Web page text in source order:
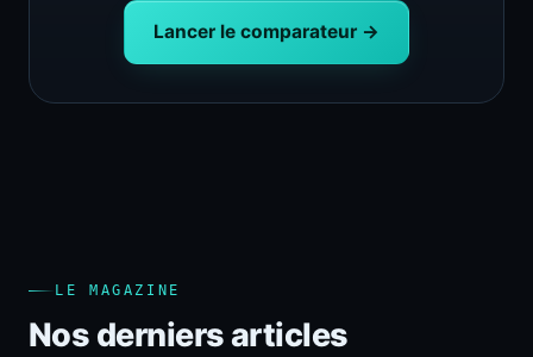
Lancer le comparateur →
LE MAGAZINE
Nos derniers articles